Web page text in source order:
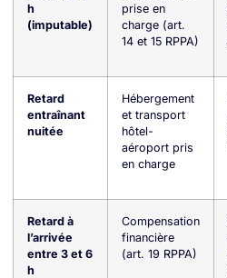
h
(imputable)
prise en
charge (art.
14 et 15 RPPA)
Retard
entraînant
nuitée
Hébergement
et transport
hôtel-
aéroport pris
en charge
Retard à
l’arrivée
entre 3 et 6
h
Compensation
financière
(art. 19 RPPA)